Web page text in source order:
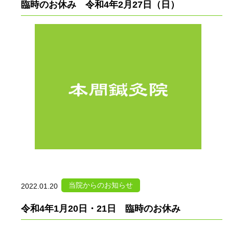
臨時のお休み 令和4年2月27日（日）
2022.01.20 当院からのお知らせ
令和4年1月20日・21日 臨時のお休み